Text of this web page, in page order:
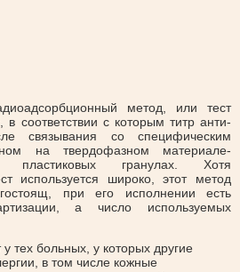
метод, или тест
соответствии с которым титр анти-
связывания со специфическим
на твердофазном материале-
пластиковых гранулах. Хотя
используется широко, этот метод
при его исполнении есть
а число используемых
тех больных, у которых другие
в том числе кожные